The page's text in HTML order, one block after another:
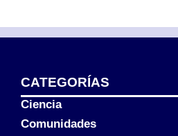
CATEGORÍAS
Ciencia
Comunidades